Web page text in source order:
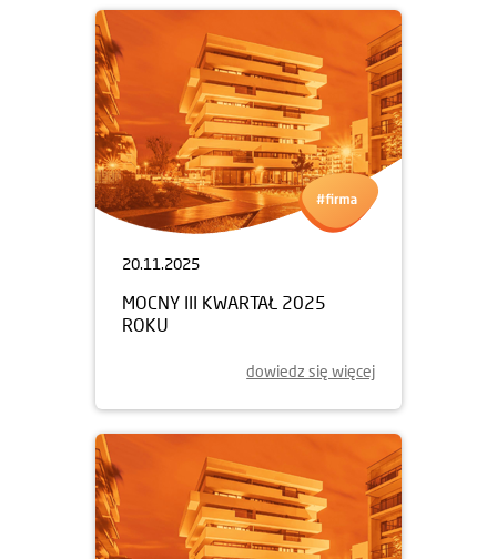
20.11.2025
MOCNY III KWARTAŁ 2025
ROKU
dowiedz się więcej